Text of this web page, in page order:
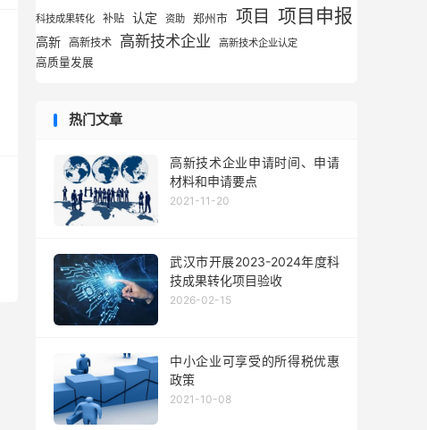
科技成果转化 补贴 认定 资助 郑州市 项目 项目申报
高新 高新技术 高新技术企业 高新技术企业认定
高质量发展
热门文章
高新技术企业申请时间、申请
材料和申请要点
2021-11-20
武汉市开展2023-2024年度科
技成果转化项目验收
2026-02-15
中小企业可享受的所得税优惠
政策
2021-10-08